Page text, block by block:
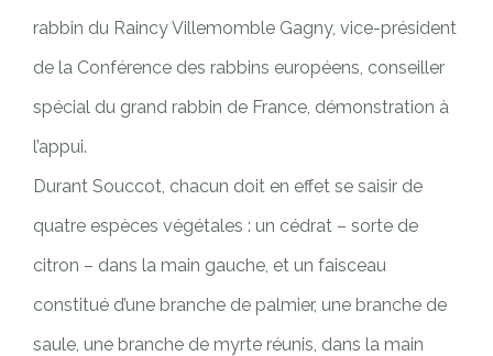
rabbin du Raincy Villemomble Gagny, vice-président
de la Conférence des rabbins européens, conseiller
spécial du grand rabbin de France, démonstration à
l’appui.
Durant Souccot, chacun doit en effet se saisir de
quatre espèces végétales : un cédrat – sorte de
citron – dans la main gauche, et un faisceau
constitué d’une branche de palmier, une branche de
saule, une branche de myrte réunis, dans la main